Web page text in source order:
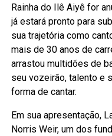
Rainha do Ilê Aiyê for
já estará pronto para
sua trajetória como
mais de 30 anos de
arrastou multidões de
seu vozeirão, talento e
forma de cantar.
Em sua apresentação,
Norris Weir, um dos